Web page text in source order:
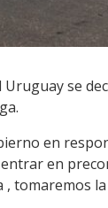
se
en
en
tomaremos